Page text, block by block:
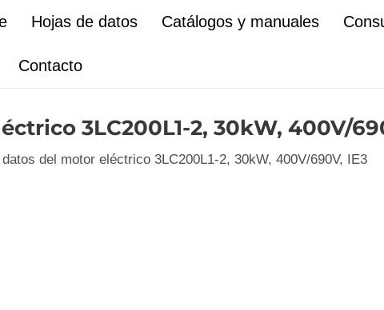
Hojas de datos Catálogos y manuales
Contacto
3LC200L1-2, 30kW, 400V/
del motor eléctrico 3LC200L1-2, 30kW, 400V/690V, IE3